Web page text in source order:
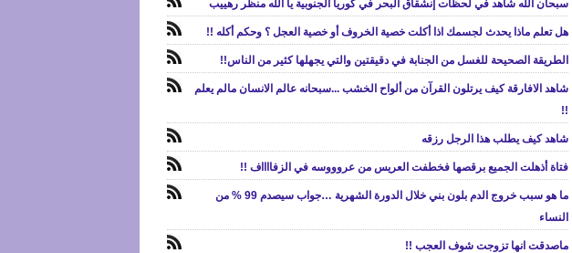
سبحان الله شاهد في لحظات إنشقاق البحر في كوريا الجنوبية يا الله منظر رهييب
هل تعلم ماذا يحدث لجسمك اذا أكلت خصية الخروف أو خصية العجل ؟ وحكم أكله !!
الطريقة الصحيحة للغسل من الجنابة في دقيقتين والتي يجهلها كثير من الناس!!
شاهد الافارقة كيف يرتلون القرآن من ألواح الخشب ...سبحانه عالم الانسان مالم يعلم
!!
شاهد كيف يطلب هذا الرجل رزقه
فتاة أذهلت الجميع برقصها فخطفت العريس من عروووسه في الزفااااف !!
ما هو سبب خروج الدم بلون بني خلال الدورة الشهرية …جواب سيصدم 99 % من
النساء
ماصدقت انها تزوجت شوف العجب !!